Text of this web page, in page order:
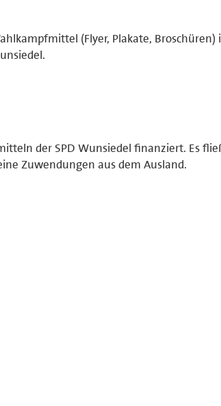
(Flyer, Plakate, Broschüren)
der SPD Wunsiedel finanziert. Es
Zuwendungen aus dem Ausland.